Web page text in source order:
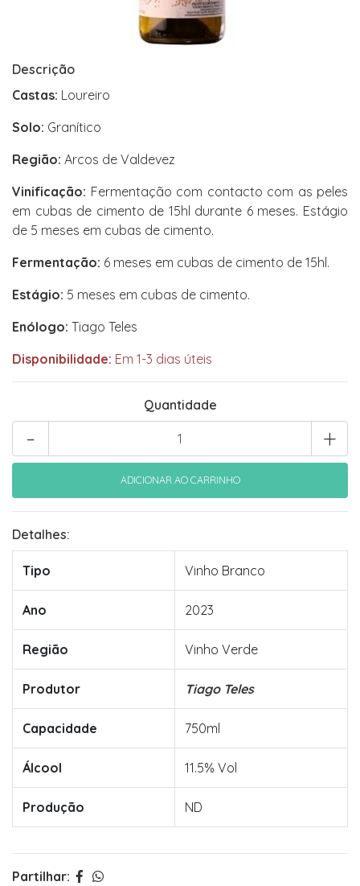
Descrição
Castas: Loureiro
Solo: Granítico
Região: Arcos de Valdevez
Vinificação: Fermentação com contacto com as peles
em cubas de cimento de 15hl durante 6 meses. Estágio
de 5 meses em cubas de cimento.
Fermentação: 6 meses em cubas de cimento de 15hl.
Estágio: 5 meses em cubas de cimento.
Enólogo: Tiago Teles
Disponibilidade: Em 1-3 dias úteis
Quantidade
+
-
Detalhes:
Tipo Vinho Branco
Ano 2023
Região Vinho Verde
Produtor Tiago Teles
Capacidade 750ml
Álcool 11.5% Vol
Produção ND
Partilhar: